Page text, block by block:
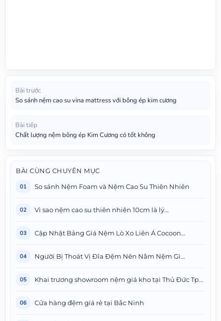
Bài trước
So sánh nệm cao su vina mattress với bông ép kim cương
Bài tiếp
Chất lượng nệm bông ép Kim Cương có tốt không
BÀI CÙNG CHUYÊN MỤC
01 So sánh Nệm Foam và Nệm Cao Su Thiên Nhiên
02 Vì sao nệm cao su thiên nhiên 10cm là lý...
03 Cập Nhật Bảng Giá Nệm Lò Xo Liên Á Cocoon...
04 Người Bị Thoát Vị Đĩa Đệm Nên Nằm Nệm Gì...
05 Khai trương showroom nệm giá kho tại Thủ Đức Tphcm
06 Cửa hàng đệm giá rẻ tại Bắc Ninh